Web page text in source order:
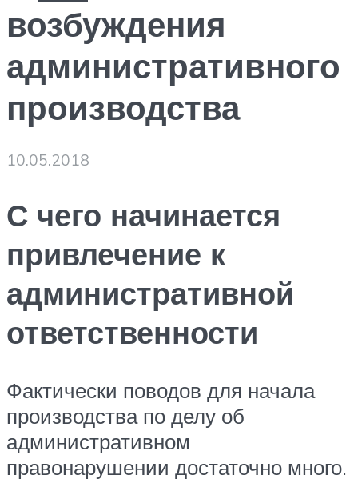
возбуждения
административного
производства
10.05.2018
С чего начинается
привлечение к
административной
ответственности
Фактически поводов для начала
производства по делу об
административном
правонарушении достаточно много.